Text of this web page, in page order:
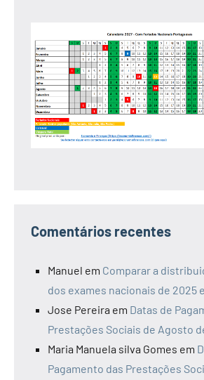
Comentários recentes
Manuel em Comparar a
dos exames nacionais de 2025
Jose Pereira em Datas de
Prestações Sociais de Agosto
Maria Manuela silva Gomes em
Pagamento das Prestações